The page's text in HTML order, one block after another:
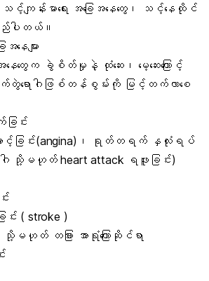
င့်ကျန်းမာရေး အခြေအနေတွေ၊ သင့်နေထိုင်
ပါတယ်။
နေများ
အနေတွေက ခွဲစိတ်မှုနဲ့ ထုံဆေး၊ မေ့ဆေးကြောင့်
တွဲရောဂါဖြစ်တန်စွမ်းကို မြင့်တက်လာစေ
ြင်း
ောင့်ခြင်း(angina)၊ ရုတ်တရက် နှလုံးရပ်
ါ သို့မဟုတ် heart attack ရဖူးခြင်း)
( stroke )
သို့မဟုတ် တခြား အာရုံကြောဆိုင်ရာ